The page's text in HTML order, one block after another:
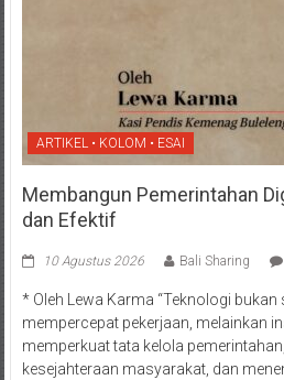
ARTIKEL • KOLOM • ESAI
Membangun Pemerintahan
dan Efektif
10 Agustus 2026 Bali Sharing
* Oleh Lewa Karma “Teknologi
mempercepat pekerjaan, melainkan
memperkuat tata kelola
kesejahteraan masyarakat, dan